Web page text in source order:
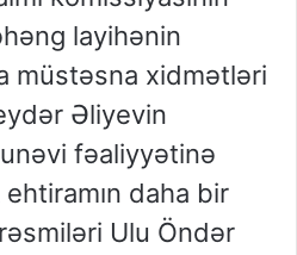
layihənin
müstəsna xidmətləri
Əliyevin
fəaliyyətinə
daha bir
Ulu Öndər